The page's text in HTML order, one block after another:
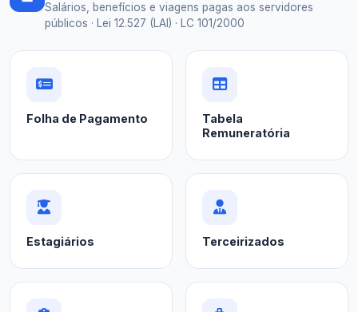
Salários, benefícios e viagens pagas aos servidores
públicos · Lei 12.527 (LAI) · LC 101/2000
Folha de Pagamento
Tabela
Remuneratória
Estagiários Terceirizados